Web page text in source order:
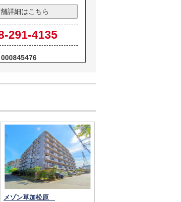
詳細はこちら
291-4135
000845476
メゾン草加松原